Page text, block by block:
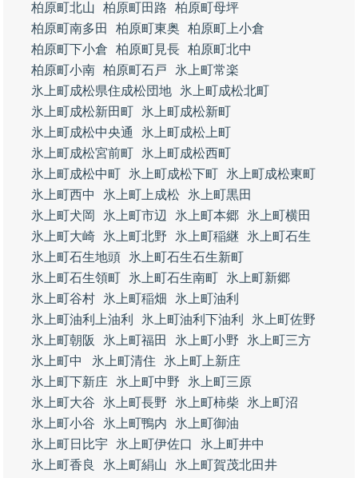
柏原町北山
柏原町田路
柏原町母坪
柏原町南多田
柏原町東奥
柏原町上小倉
柏原町下小倉
柏原町見長 柏原町北中
柏原町小南 柏原町石戸
氷上町常楽
氷上町成松県住成松団地
氷上町成松北町
氷上町成松新田町
氷上町成松新町
氷上町成松中央通
氷上町成松上町
氷上町成松宮前町
氷上町成松西町
氷上町成松中町
氷上町成松下町
氷上町成松東町
氷上町西中
氷上町上成松
氷上町黒田
氷上町犬岡
氷上町市辺 氷上町本郷
氷上町横田
氷上町大崎
氷上町北野 氷上町稲継
氷上町石生
氷上町石生地頭
氷上町石生石生新町
氷上町石生領町
氷上町石生南町
氷上町新郷
氷上町谷村
氷上町稲畑
氷上町油利
氷上町油利上油利
氷上町油利下油利
氷上町佐野
氷上町朝阪
氷上町福田 氷上町小野
氷上町三方
氷上町中
氷上町清住
氷上町上新庄
氷上町下新庄
氷上町中野
氷上町三原
氷上町大谷
氷上町長野 氷上町柿柴
氷上町沼
氷上町小谷
氷上町鴨内
氷上町御油
氷上町日比宇
氷上町伊佐口
氷上町井中
氷上町香良
氷上町絹山
氷上町賀茂北田井